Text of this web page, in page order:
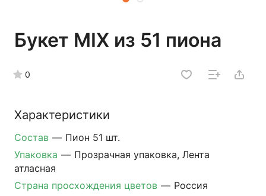
Букет MIX из 51 пиона
0
Характеристики
Состав — Пион 51 шт.
Упаковка — Прозрачная упаковка, Лента
атласная
Страна просхождения цветов — Россия